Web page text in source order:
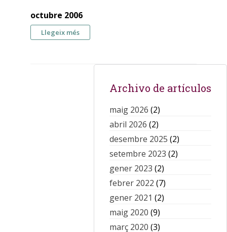
octubre 2006
Llegeix més
Archivo de artículos
maig 2026 (2)
abril 2026 (2)
desembre 2025 (2)
setembre 2023 (2)
gener 2023 (2)
febrer 2022 (7)
gener 2021 (2)
maig 2020 (9)
març 2020 (3)